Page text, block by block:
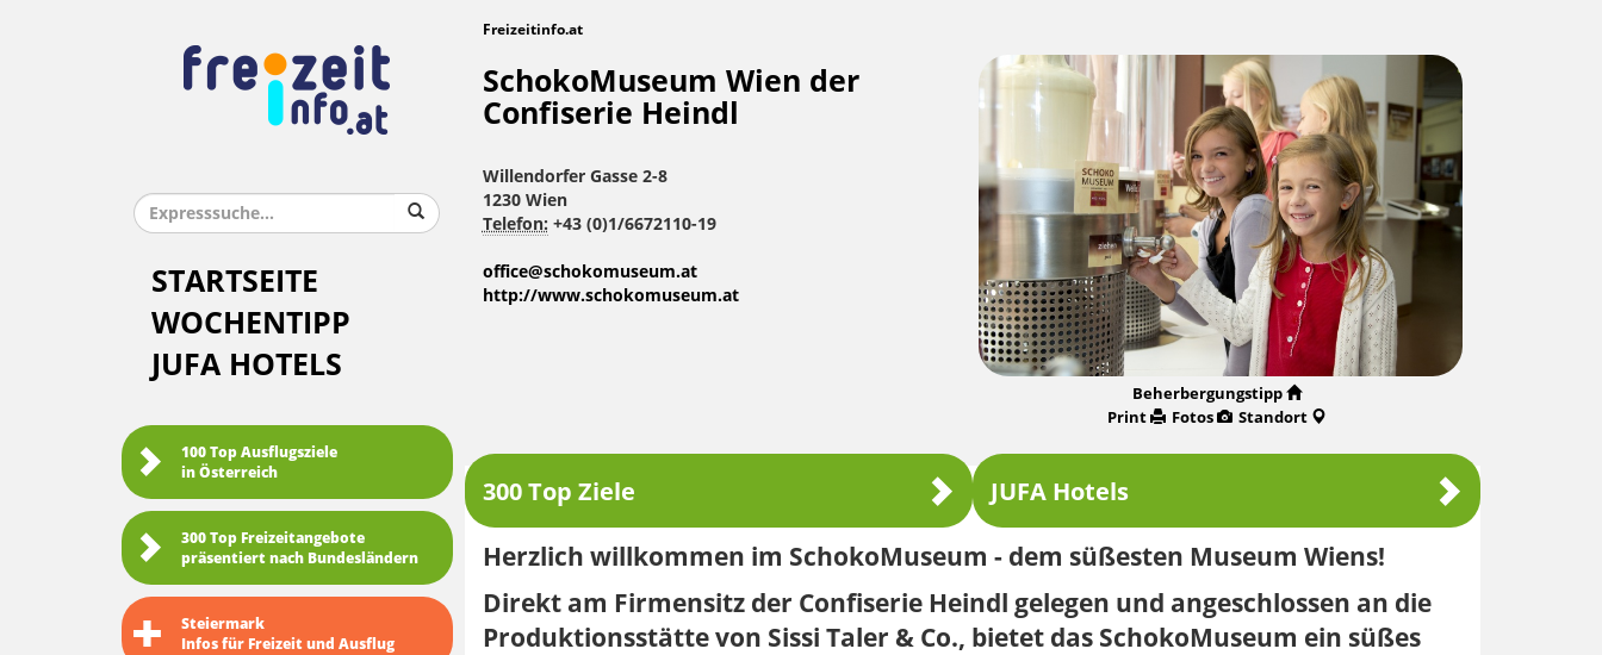
STARTSEITE
WOCHENTIPP
JUFA HOTELS
100 Top Ausflugsziele
in Österreich
300 Top Freizeitangebote
präsentiert nach Bundesländern
Steiermark
Infos für Freizeit und Ausflug
Freizeitinfo.at
SchokoMuseum Wien der
Confiserie Heindl
Willendorfer Gasse 2-8
1230 Wien
Telefon: +43 (0)1/6672110-19
office@schokomuseum.at
http://www.schokomuseum.at
Beherbergungstipp
Print
Fotos Standort
300 Top Ziele JUFA Hotels
Herzlich willkommen im SchokoMuseum - dem süßesten Museum Wiens!
Direkt am Firmensitz der Confiserie Heindl gelegen und angeschlossen an die
Produktionsstätte von Sissi Taler & Co., bietet das SchokoMuseum ein süßes